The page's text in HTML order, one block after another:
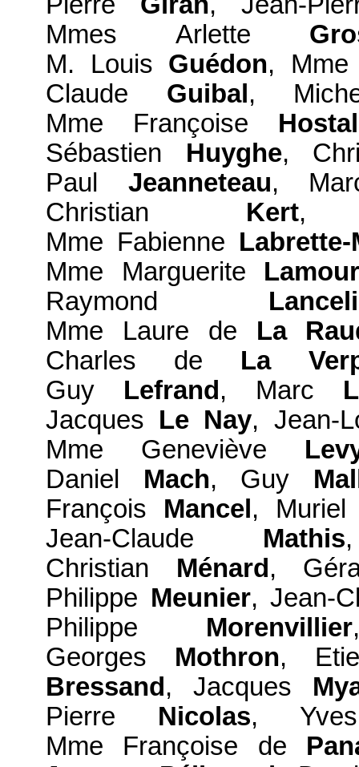
Mmes Arlette
M. Louis Guédon,
Claude Guibal ,
Mme Françoise
Sébastien Huyghe,
Paul Jeanneteau,
Christian Kert,
Mme Fabienne Labrette-
Mme Marguerite
Raymond
Mme Laure de La
Charles de La
Guy Lefrand , Marc
Jacques Le Nay, Jean-
Mme Geneviève
Daniel Mach, Guy
François Mancel ,
Jean-Claude Mathis
Christian Ménard ,
Philippe Meunier, Jean-
Philippe Morenvillier
Georges Mothron,
Bressand , Jacques
Pierre Nicolas,
Mme Françoise de